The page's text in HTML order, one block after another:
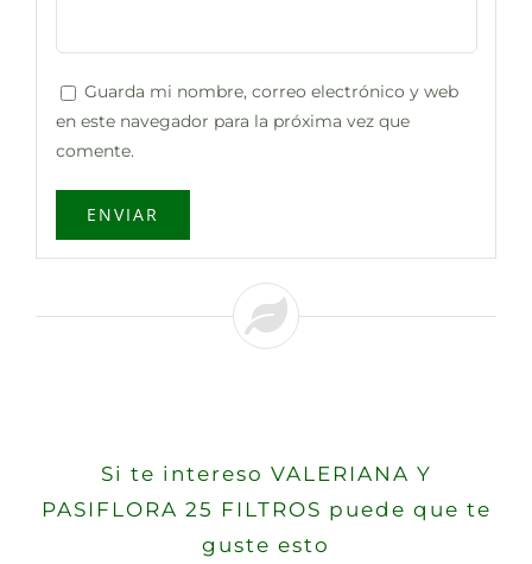
Guarda mi nombre, correo electrónico y web
en este navegador para la próxima vez que
comente.
Si te intereso VALERIANA Y
PASIFLORA 25 FILTROS puede que te
guste esto